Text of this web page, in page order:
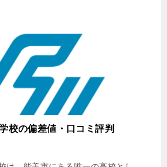
校の偏差値・口コミ評判